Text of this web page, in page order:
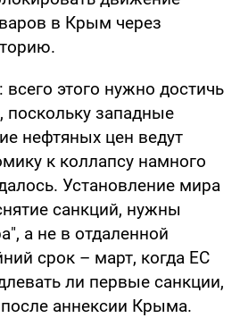
в Крым через
этого нужно достичь
поскольку западные
нефтяных цен ведут
к коллапсу намного
Установление мира
санкций, нужны
а не в отдаленной
срок – март, когда ЕС
ли первые санкции,
аннексии Крыма.